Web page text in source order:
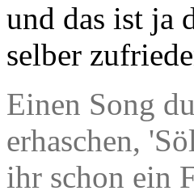
und das ist ja
selber
Einen Song
erhaschen,
ihr schon ein